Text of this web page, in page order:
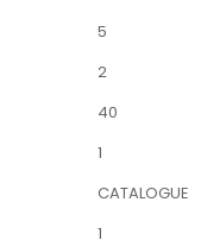
5
2
40
1
CATALOGUE
1